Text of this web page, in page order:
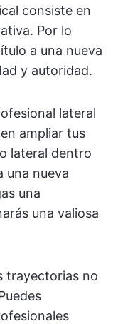
consiste en
Por lo
a una nueva
y autoridad.
lateral
ampliar tus
lateral dentro
una nueva
una
una valiosa
trayectorias no